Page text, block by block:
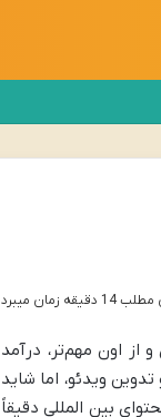
زمان میبرد
از اون مهم‌تر، درآمد
ویدئو، اما شاید
بین المللی دقیقاً